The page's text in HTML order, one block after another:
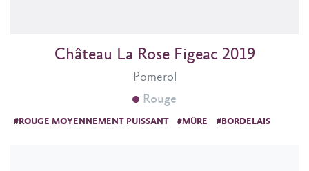
Pomerol
Château La Rose Figeac 2019
Rouge
#ROUGE MOYENNEMENT PUISSANT #MÛRE #BORDELAIS